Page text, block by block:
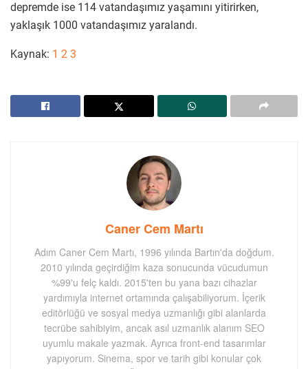
depremde ise 114 vatandaşımız yaşamını yitirirken,
yaklaşık 1000 vatandaşımız yaralandı.
Kaynak: 1 2 3
Caner Cem Martı
Adım Caner Cem Martı, 1996 yılında Bartın'da doğdum.
2010 yılında geçirdiğim kaza sonucunda vücudumun
%99'u felç kaldı. 2015'ten bu yana bazı cihazlar
yardımıyla internet ortamında çalışabiliyorum. İçerik
editörlüğü ve sosyal medya uzmanlığı gibi alanlarda
tecrübe sahibiyim, ancak asıl uzmanlık alanım SEO
uyumlu makale yazmak. Ayrıca front-end tasarımlar
yapıyorum. Sinema, spor ve tarih gibi konular çok